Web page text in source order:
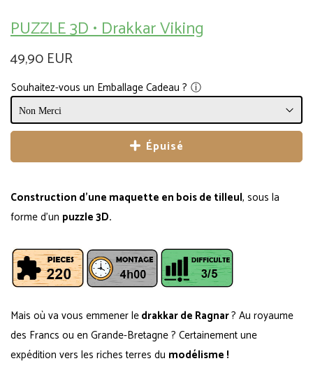
PUZZLE 3D • Drakkar Viking
49,90 EUR
Souhaitez-vous un Emballage Cadeau ? ⓘ
Épuisé
Construction d'une maquette en bois de tilleul, sous la
forme d'un puzzle 3D.
Mais où va vous emmener ledrakkar de Ragnar? Au royaume
des Francs ou en Grande-Bretagne ? Certainement une
expédition vers les riches terres du modélisme !